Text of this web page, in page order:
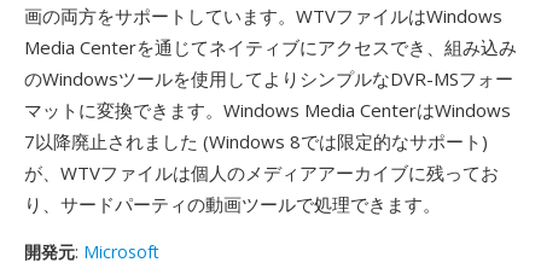
画の両方をサポートしています。WTVファイルはWindows
Media Centerを通じてネイティブにアクセスでき、組み込み
のWindowsツールを使用してよりシンプルなDVR-MSフォー
マットに変換できます。Windows Media CenterはWindows
7以降廃止されました (Windows 8では限定的なサポート)
が、WTVファイルは個人のメディアアーカイブに残ってお
り、サードパーティの動画ツールで処理できます。
開発元: Microsoft